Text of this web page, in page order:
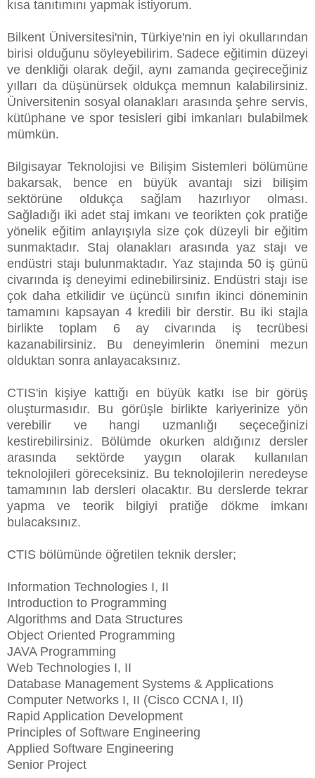
kısa tanıtımını yapmak istiyorum.
Bilkent Üniversitesi'nin, Türkiye'nin en iyi okullarından
birisi olduğunu söyleyebilirim. Sadece eğitimin düzeyi
ve denkliği olarak değil, aynı zamanda geçireceğiniz
yılları da düşünürsek oldukça memnun kalabilirsiniz.
Üniversitenin sosyal olanakları arasında şehre servis,
kütüphane ve spor tesisleri gibi imkanları bulabilmek
mümkün.
Bilgisayar Teknolojisi ve Bilişim Sistemleri bölümüne
bakarsak, bence en büyük avantajı sizi bilişim
sektörüne oldukça sağlam hazırlıyor olması.
Sağladığı iki adet staj imkanı ve teorikten çok pratiğe
yönelik eğitim anlayışıyla size çok düzeyli bir eğitim
sunmaktadır. Staj olanakları arasında yaz stajı ve
endüstri stajı bulunmaktadır. Yaz stajında 50 iş günü
civarında iş deneyimi edinebilirsiniz. Endüstri stajı ise
çok daha etkilidir ve üçüncü sınıfın ikinci döneminin
tamamını kapsayan 4 kredili bir derstir. Bu iki stajla
birlikte toplam 6 ay civarında iş tecrübesi
kazanabilirsiniz. Bu deneyimlerin önemini mezun
olduktan sonra anlayacaksınız.
CTIS'in kişiye kattığı en büyük katkı ise bir görüş
oluşturmasıdır. Bu görüşle birlikte kariyerinize yön
verebilir ve hangi uzmanlığı seçeceğinizi
kestirebilirsiniz. Bölümde okurken aldığınız dersler
arasında sektörde yaygın olarak kullanılan
teknolojileri göreceksiniz. Bu teknolojilerin neredeyse
tamamının lab dersleri olacaktır. Bu derslerde tekrar
yapma ve teorik bilgiyi pratiğe dökme imkanı
bulacaksınız.
CTIS bölümünde öğretilen teknik dersler;
Information Technologies I, II
Introduction to Programming
Algorithms and Data Structures
Object Oriented Programming
JAVA Programming
Web Technologies I, II
Database Management Systems & Applications
Computer Networks I, II (Cisco CCNA I, II)
Rapid Application Development
Principles of Software Engineering
Applied Software Engineering
Senior Project